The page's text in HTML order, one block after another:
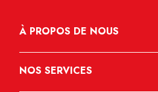
À PROPOS DE NOUS
NOS SERVICES